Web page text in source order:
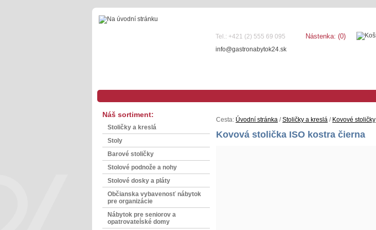
Tel.: +421 (2) 555 69 095 Nástenka: (0)
info@gastronabytok24.sk
Náš sortiment:
Stoličky a kreslá
Stoly
Barové stoličky
Stolové podnože a nohy
Stolové dosky a pláty
Občianska vybavenosť nábytok
pre organizácie
Nábytok pre seniorov a
opatrovateĺské domy
Cesta: Úvodní stránka /Stoličky a kreslá / Kovové stoličky
Kovová stolička ISO kostra čierna